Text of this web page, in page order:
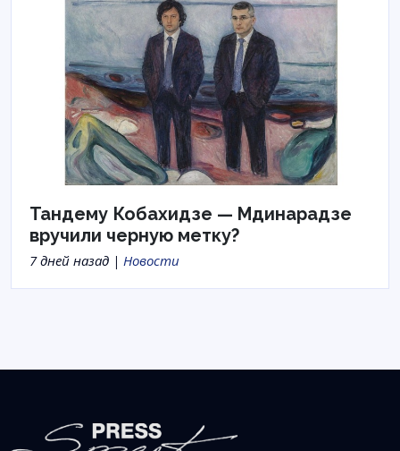
Тандему Кобахидзе — Мдинарадзе
вручили черную метку?
7 дней назад | Новости